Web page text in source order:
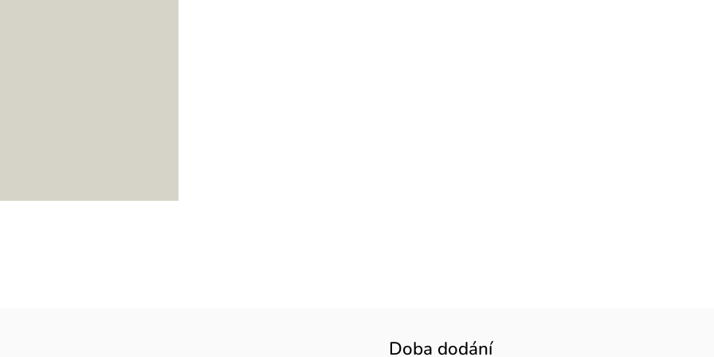
Doba dodání